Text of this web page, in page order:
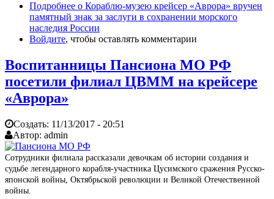
Подробнее о Кораблю-музею крейсер «Аврора» вручен
памятный знак за заслуги в сохранении морского
наследия России
Войдите, чтобы оставлять комментарии
Воспитанницы Пансиона МО РФ
посетили филиал ЦВММ на крейсере
«Аврора»
Создать: 11/13/2017 - 20:51
Автор: admin
Сотрудники филиала рассказали девочкам об истории создания и
судьбе легендарного корабля-участника Цусимского сражения Русско-
японской войны, Октябрьской революции и Великой Отечественной
войны.